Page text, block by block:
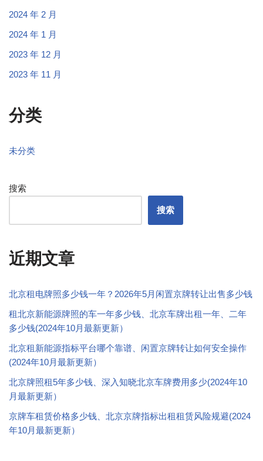
2024 年 2 月
2024 年 1 月
2023 年 12 月
2023 年 11 月
分类
未分类
搜索
搜索
近期文章
北京租电牌照多少钱一年？2026年5月闲置京牌转让出售多少钱
租北京新能源牌照的车一年多少钱、北京车牌出租一年、二年
多少钱(2024年10月最新更新）
北京租新能源指标平台哪个靠谱、闲置京牌转让如何安全操作
(2024年10月最新更新）
北京牌照租5年多少钱、深入知晓北京车牌费用多少(2024年10
月最新更新）
京牌车租赁价格多少钱、北京京牌指标出租租赁风险规避(2024
年10月最新更新）